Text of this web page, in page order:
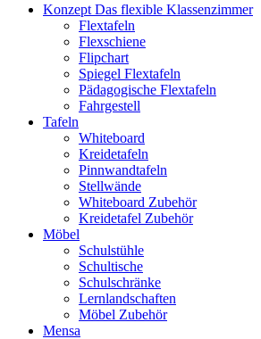
Konzept Das flexible Klassenzimmer
Flextafeln
Flexschiene
Flipchart
Spiegel Flextafeln
Pädagogische Flextafeln
Fahrgestell
Tafeln
Whiteboard
Kreidetafeln
Pinnwandtafeln
Stellwände
Whiteboard Zubehör
Kreidetafel Zubehör
Möbel
Schulstühle
Schultische
Schulschränke
Lernlandschaften
Möbel Zubehör
Mensa